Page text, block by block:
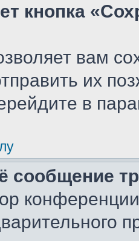
кнопка
вам
их
в
сообщение